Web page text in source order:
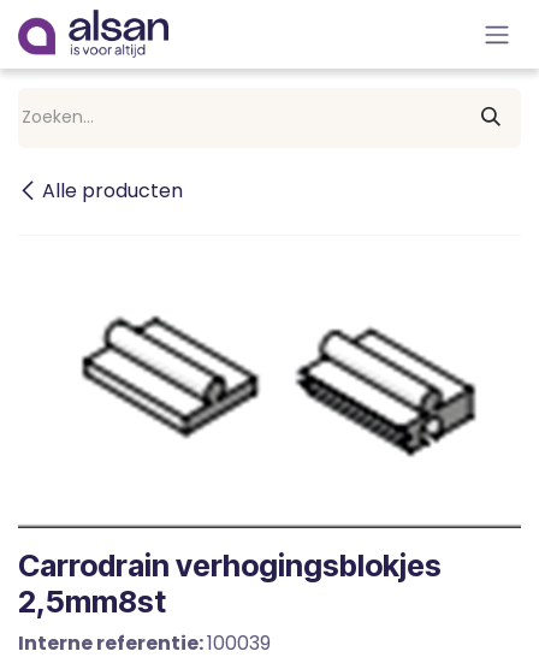
Overslaan naar inhoud
Alle producten
Carrodrain verhogingsblokjes
2,5mm8st
Interne referentie:100039